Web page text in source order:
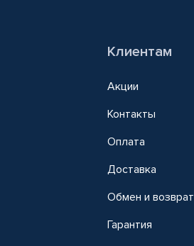
Клиентам
Акции
Контакты
Оплата
Доставка
Обмен и возврат
Гарантия